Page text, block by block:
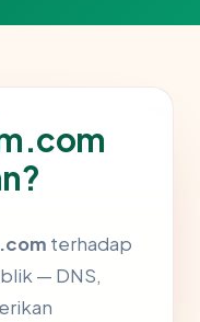
terhadap
— DNS,